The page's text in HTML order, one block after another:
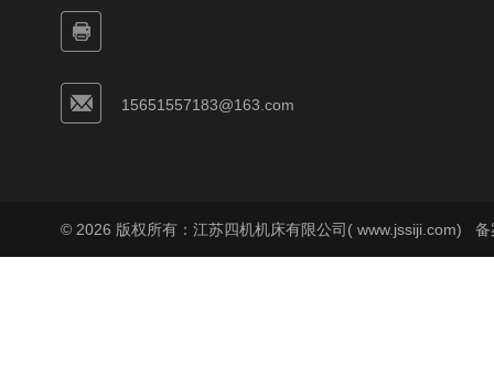
15651557183@163.com
© 2026 版权所有：江苏四机机床有限公司( www.jssiji.com) 备